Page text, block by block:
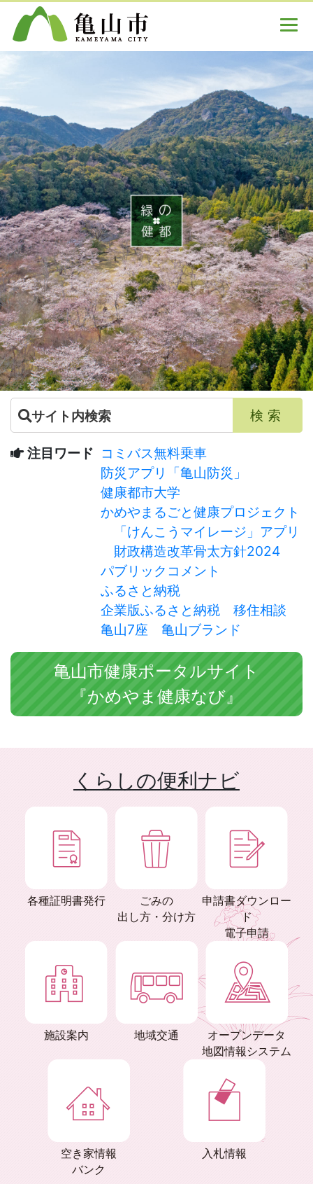
注目ワード コミバス無料乗車
防災アプリ「亀山防災」
健康都市大学
かめやまるごと健康プロジェクト
「けんこうマイレージ」アプリ
財政構造改革骨太方針2024
パブリックコメント
ふるさと納税
企業版ふるさと納税
移住相談
亀山7座
亀山ブランド
亀山市健康ポータルサイト
『かめやま健康なび』
くらしの便利ナビ
各種証明書発行
ごみの
出し方・分け方
申請書ダウンロー
ド
電子申請
施設案内 地域交通
オープンデータ
地図情報システム
空き家情報
バンク
入札情報